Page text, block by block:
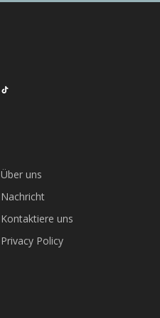
Über uns
Nachricht
Kontaktiere uns
Privacy Policy